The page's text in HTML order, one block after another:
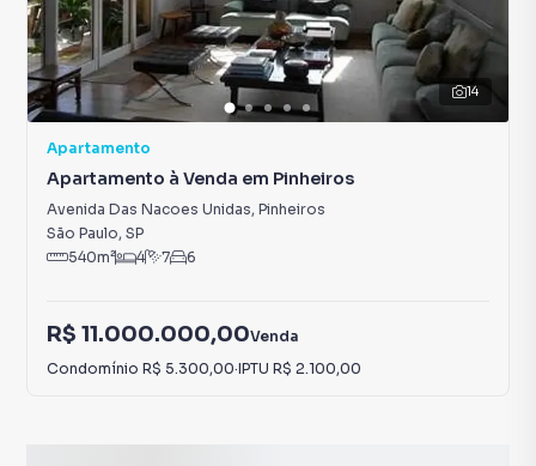
14
Apartamento
Apartamento à Venda em Pinheiros
Avenida Das Nacoes Unidas, Pinheiros
São Paulo, SP
540m² 4 7 6
R$ 11.000.000,00Venda
Condomínio R$ 5.300,00·IPTU R$ 2.100,00